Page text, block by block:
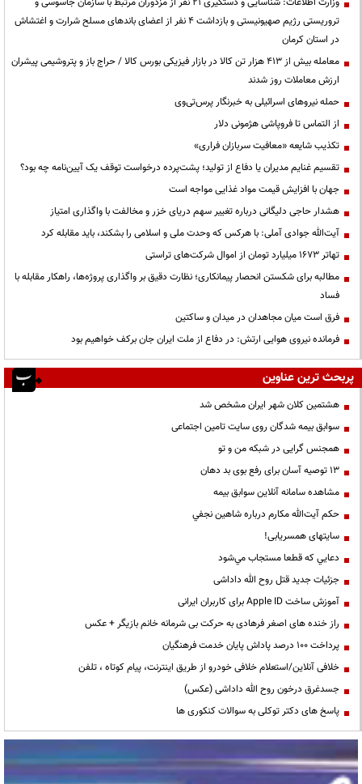
تروریستی رژیم صهیونیستی و بازداشت ۴ نفر از اعضای باندهای مسلح شرارت و اغتشاش
در استان کرمان
معامله بیش از ۴۱۳ هزار تن کالا در بازار فیزیکی بورس کالا / حراج باز و پتروشیمی پیشران
ارزش معاملات روز شدند
حمله نیروهای اسرائیلی به خبرنگار پرس‌تی‌وی
از التماس تا فروپاشی هژمونی دلار
تکذیب شایعه «معافیت سربازان فراری»
تقسیم غنایم مدیران یا دفاع از تولید؛ پشت‌پرده درخواست توقف یک آیین‌نامه چه بود؟
جهان با افزایش قیمت مواد غذایی مواجه است
هشدار حاجی دلیگانی درباره تغییر سهم دریای خزر و مخالفت با واگذاری امتیاز
آیت‌الله جوادی آملی: با هرکس که وحدت ملی و اسلامی را بشکند، باید مقابله کرد
تهاتر ۱۶۷۳ میلیارد تومان از اموال شرکت‌های تراستی
مطالبه برای شکستن انحصار پیمانکاری؛ نظارت دقیق بر واگذاری پروژه‌ها، راهکار مقابله با
فساد
فرق است میان مجاهدان در میدان و ساکتین
فرمانده نیروی هوایی ارتش: در دفاع از ملت ایران جان برکف خواهیم بود
پربحث ترین عناوین
هشتمین کلان شهر ایران مشخص شد
سوابق بیمه شدگان روی سایت تامین اجتماعی
همجنس گرایی در شبکه من و تو
13 توصیه آسان برای رفع بوی بد دهان
مشاهده سامانه آنلاين سوابق بیمه
حكم آيت‌الله مكارم درباره شاهين نجفي
سایتهای همسریابی!
دعايي كه قطعا مستجاب مي‌شود
جزئیات جدید قتل روح الله داداشی
آموزش ساخت Apple ID برای کاربران ایرانی
راز خنده های اصغر فرهادی به حرکت بی شرمانه خانم بازیگر + عکس
پرداخت ۱۰۰ درصد پاداش پایان خدمت فرهنگیان
خلافی آنلاین/استعلام خلافی خودرو از طریق اینترنت، پیام کوتاه ، تلفن
جسدغرق درخون روح الله داداشی (عکس)
پاسخ های دکتر توکلی به سوالات کنکوری ها